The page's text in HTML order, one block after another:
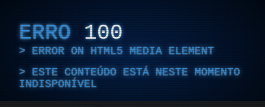
ERRO 100
ERROR ON HTML5 MEDIA ELEMENT
ESTE CONTEÚDO ESTÁ NESTE MOMENTO
INDISPONÍVEL